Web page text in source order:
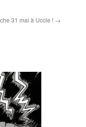
31 mai à Uccle ! →